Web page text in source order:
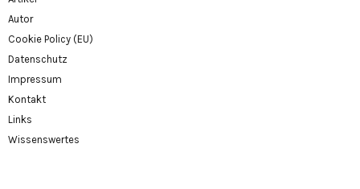
Autor
Cookie Policy (EU)
Datenschutz
Impressum
Kontakt
Links
Wissenswertes